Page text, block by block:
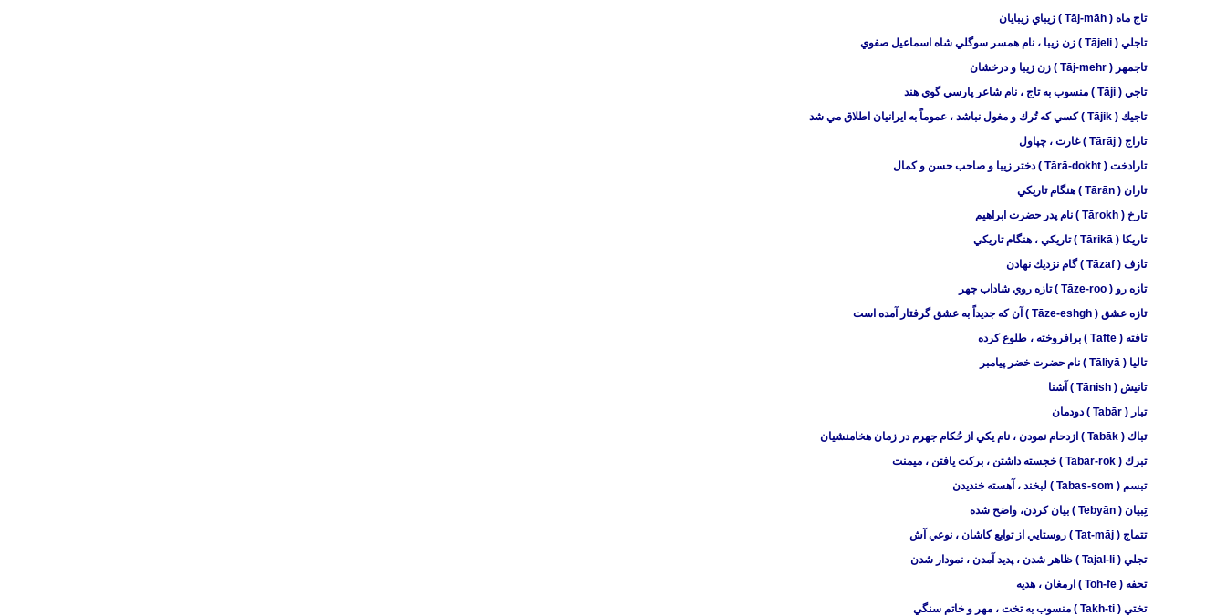
تاج ماه ( Tāj-māh ) زيباي زيبايان
تاجلي ( Tājeli ) زن زيبا ، نام همسر سوگلي شاه اسماعيل صفوي
تاجمهر ( Tāj-mehr ) زن زيبا و درخشان
تاجي ( Tāji ) منسوب به تاج ، نام شاعر پارسي گوي هند
تاجيك ( Tājik ) كسي كه تُرك و مغول نباشد ، عموماً به ايرانيان اطلاق مي شد
تاراج ( Tārāj ) غارت ، چپاول
تارادخت ( Tārā-dokht ) دختر زيبا و صاحب حسن و كمال
تاران ( Tārān ) هنگام تاريكي
تارخ ( Tārokh ) نام پدر حضرت ابراهيم
تاريكا ( Tārikā ) تاريكي ، هنگام تاريكي
تازف ( Tāzaf ) گام نزديك نهادن
تازه رو ( Tāze-roo ) تازه روي شاداب چهر
تازه عشق ( Tāze-eshgh ) آن كه جديداً به عشق گرفتار آمده است
تافته ( Tāfte ) برافروخته ، طلوع كرده
تاليا ( Tāliyā ) نام حضرت خضر پيامبر
تانيش ( Tānish ) آشنا
تبار ( ‍Tabār ) دودمان
تباك ( Tabāk ) ازدحام نمودن ، نام يكي از حُكام جهرم در زمان هخامنشيان
تبرك ( Tabar-rok ) خجسته داشتن ، ‌بركت يافتن ، ‌ميمنت
تبسم ( Tabas-som ) لبخند ، آهسته خنديدن
تِبیان ( Tebyān ) بیان کردن، واضح شده
تتماج ( Tat-māj ) روستايي از توابع كاشان ، نوعي آش
تجلي ( Tajal-li ) ظاهر شدن ، پديد آمدن ، نمودار شدن
تحفه ( Toh-fe ) ارمغان ،‌ هديه
تختي ( Takh-ti ) منسوب به تخت ، مهر و خاتم سنگي